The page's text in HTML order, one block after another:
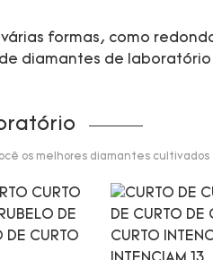
formas, como
diamantes de laboratório
os melhores diamantes cultivados